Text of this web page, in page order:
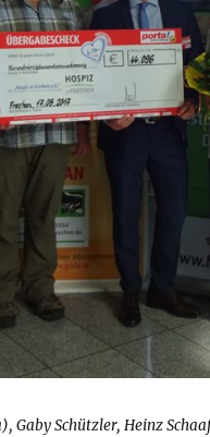
Gaby Schützler, Heinz